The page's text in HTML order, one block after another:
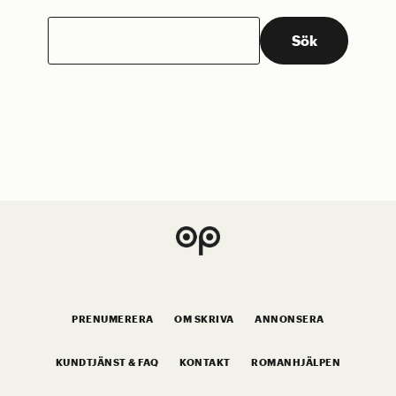
efter:
Sök
PRENUMERERA OM SKRIVA ANNONSERA
KUNDTJÄNST & FAQ KONTAKT ROMANHJÄLPEN